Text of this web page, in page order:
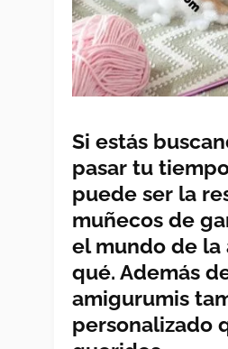
Si estás
pasar tu
puede ser la
muñecos de
el mundo de la
qué. Además
amigurumis
personalizado